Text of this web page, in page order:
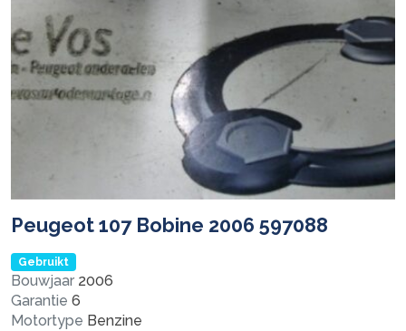
Peugeot 107 Bobine 2006 597088
Gebruikt
Bouwjaar 2006
Garantie 6
Motortype Benzine